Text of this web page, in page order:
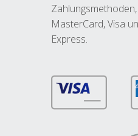
MasterCard, Visa
Express.